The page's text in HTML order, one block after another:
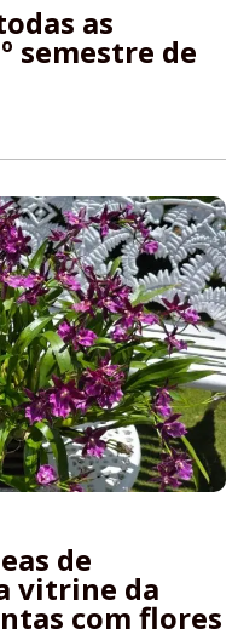
as
semestre de
de
vitrine da
com flores